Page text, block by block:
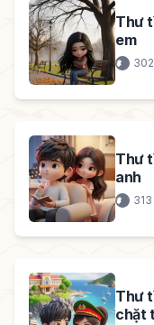
Thư
em
Thư
anh
Thư
chặt